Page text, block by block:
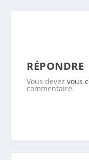
RÉPONDRE
Vous devezvous
commentaire.